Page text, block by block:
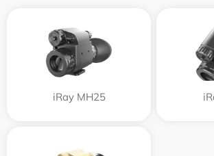
iRay MH25